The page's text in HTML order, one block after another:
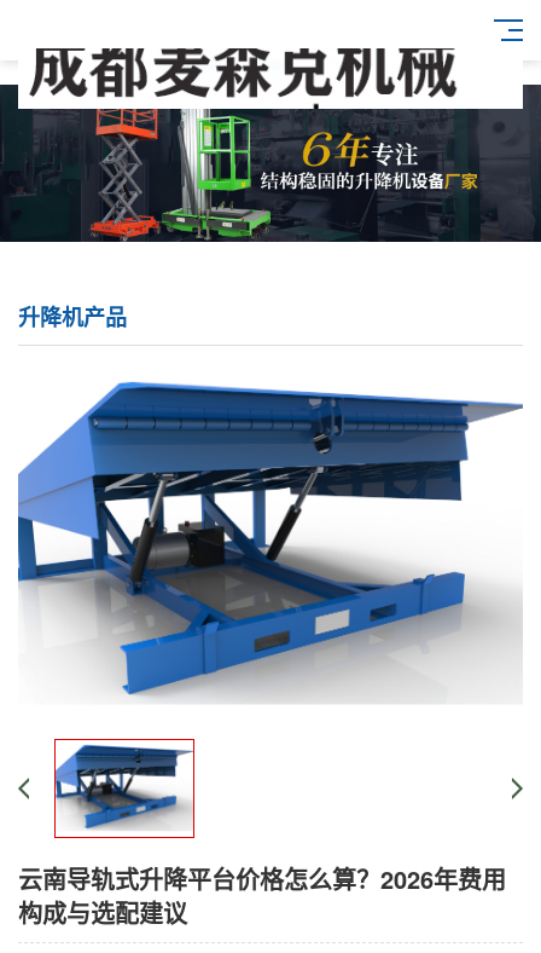
升降机产品
云南导轨式升降平台价格怎么算？2026年费用
构成与选配建议